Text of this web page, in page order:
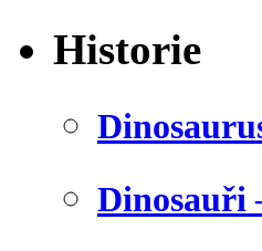
Historie
Dinosauři